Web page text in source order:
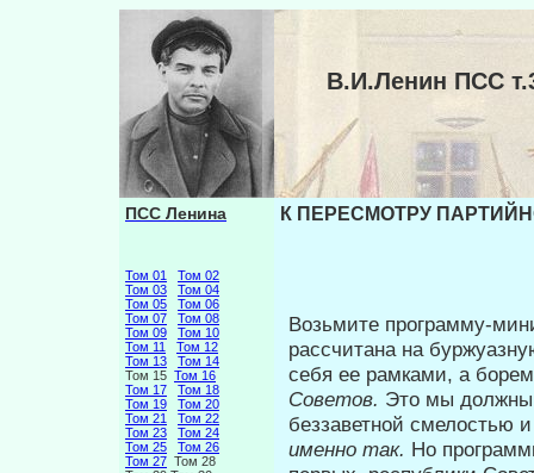
В.И.Ленин ПСС
ПСС Ленина
Том 01
Том 02
Том 03
Том 04
Том 05
Том 06
Том 07
Том 08
Том 09
Том 10
Том 11
Том 12
Том 13
Том 14
Том 15 Том 16
Том 17
Том 18
Том 19
Том 20
Том 21
Том 22
Том 23
Том 24
Том 25
Том 26
Том 27 Том 28
К ПЕРЕСМОТРУ
Возьмите программу-
рассчи­тана на
себя ее рамками, а
Советов. Это мы должны
беззаветной смелостью
именно так. Но